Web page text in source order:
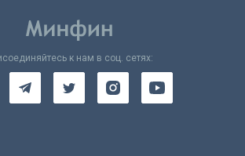
к нам в соц. сетях: